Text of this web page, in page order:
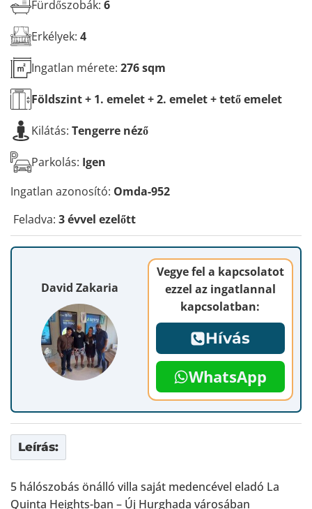
Fürdőszobák: 6
Erkélyek: 4
Ingatlan mérete: 276 sqm
Földszint + 1. emelet + 2. emelet + tetőemelet
Kilátás: Tengerre néző
Parkolás: Igen
Ingatlan azonosító: Omda-952
Feladva: 3 évvel ezelőtt
David Zakaria
Vegye fel a kapcsolatot
ezzel az ingatlannal
kapcsolatban:
Hívás
WhatsApp
Leírás:
5 hálószobás önálló villa saját medencével eladó La
Quinta Heights-ban – Új Hurghada városában